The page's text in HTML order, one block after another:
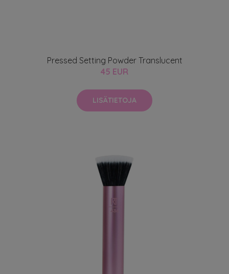
Pressed Setting Powder Translucent
45 EUR
LISÄTIETOJA